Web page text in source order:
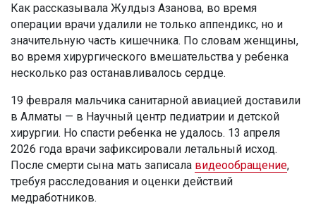
Как рассказывала Жулдыз Азанова, во время
операции врачи удалили не только аппендикс, но и
значительную часть кишечника. По словам женщины,
во время хирургического вмешательства у ребенка
несколько раз останавливалось сердце.
19 февраля мальчика санитарной авиацией доставили
в Алматы — в Научный центр педиатрии и детской
хирургии. Но спасти ребенка не удалось. 13 апреля
2026 года врачи зафиксировали летальный исход.
После смерти сына мать записала видеообращение,
требуя расследования и оценки действий
медработников.